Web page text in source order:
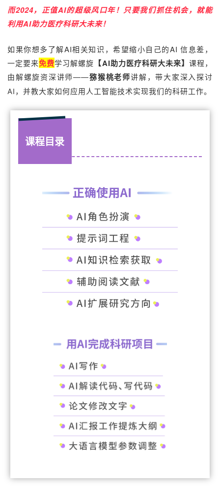
而2024，正值AI的超级风口年！只要我们抓住机会，就能
利用AI助力医疗科研大未来！
如果你想多了解AI相关知识，希望缩小自己的AI 信息差，
一定要来免费学习解螺旋 【AI助力医疗科研大未来】 课程，
由解螺旋资深讲师——猕猴桃老师讲解，带大家深入探讨
AI，并教大家如何应用人工智能技术实现我们的科研工作。
课程目录